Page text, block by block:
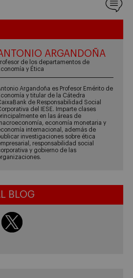
ARGANDOÑA
de los departamentos de
y Ética
Argandoña es Profesor Emérito de
y titular de la Cátedra
de Responsabilidad Social
del IESE. Imparte clases
en las áreas de
economía monetaria y
internacional, además de
investigaciones sobre ética
responsabilidad social
y gobierno de las
BLOG